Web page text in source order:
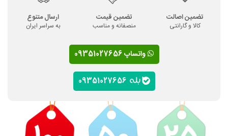
تضمین اصالت
کالا و گارانتی
تضمین قیمت
منصفانه و مناسب
ارسال متنوع
به سراسر ایران
واتساپ 09351027656